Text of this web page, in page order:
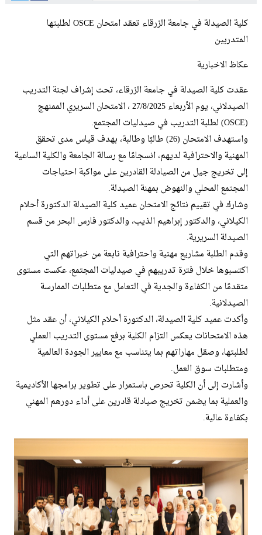
كلية الصيدلة في جامعة الزرقاء تعقد امتحان OSCE لطلبتها
المتدربين
عكاظ الاخبارية
عقدت كلية الصيدلة في جامعة الزرقاء، تحت إشراف لجنة التدريب
الصيدلاني، يوم الأربعاء 27/8/2025 ، الامتحان السريري الممنهج
(OSCE) لطلبة التدريب في صيدليات المجتمع.
واستهدف الامتحان (26) طالبًا وطالبة، بهدف قياس مدى تحقق
المهنية والاحترافية لديهم، انسجامًا مع رسالة الجامعة والكلية الساعية
إلى تخريج جيل من الصيادلة القادرين على مواكبة احتياجات
المجتمع المحلي والنهوض بمهنة الصيدلة.
وشارك في تقييم نتائج الامتحان عميد كلية الصيدلة الدكتورة أحلام
الكيلاني، والدكتور إبراهيم الذيب، والدكتور فارس البحر من قسم
الصيدلة السريرية.
وقدم الطلبة مشاريع مهنية واحترافية نابعة من خبراتهم التي
اكتسبوها خلال فترة تدريبهم في صيدليات المجتمع، عكست مستوى
متقدمًا من الكفاءة والجدية في التعامل مع متطلبات الممارسة
الصيدلانية.
وأكدت عميد كلية الصيدلة، الدكتورة أحلام الكيلاني، أن عقد مثل
هذه الامتحانات يعكس التزام الكلية برفع مستوى التدريب العملي
لطلبتها، وصقل مهاراتهم بما يتناسب مع معايير الجودة العالمية
ومتطلبات سوق العمل.
وأشارت إلى أن الكلية تحرص باستمرار على تطوير برامجها الأكاديمية
والعملية بما يضمن تخريج صيادلة قادرين على أداء دورهم المهني
بكفاءة عالية.